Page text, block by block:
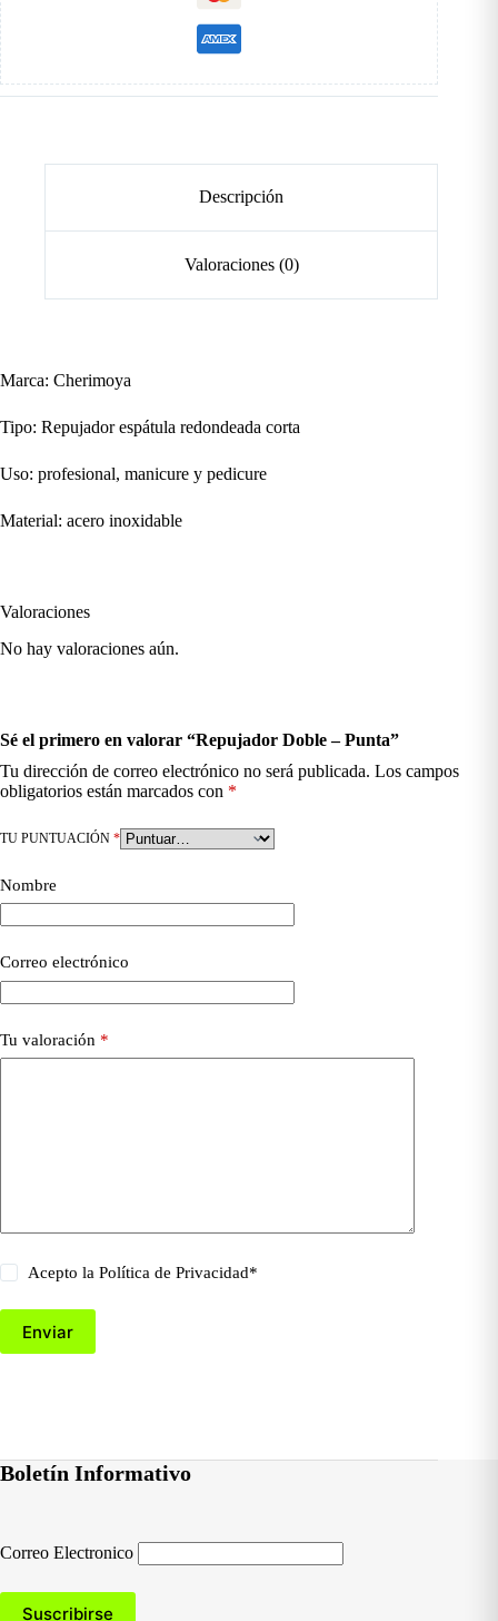
Descripción
Valoraciones (0)
Marca: Cherimoya
Tipo: Repujador espátula redondeada corta
Uso: profesional, manicure y pedicure
Material: acero inoxidable
Valoraciones
No hay valoraciones aún.
Sé el primero en valorar “Repujador Doble – Punta”
Tu dirección de correo electrónico no será publicada. Los campos
obligatorios están marcados con *
TU PUNTUACIÓN *
Nombre
Correo electrónico
Tu valoración *
Acepto laPolítica de Privacidad*
Enviar
Boletín Informativo
Correo Electronico